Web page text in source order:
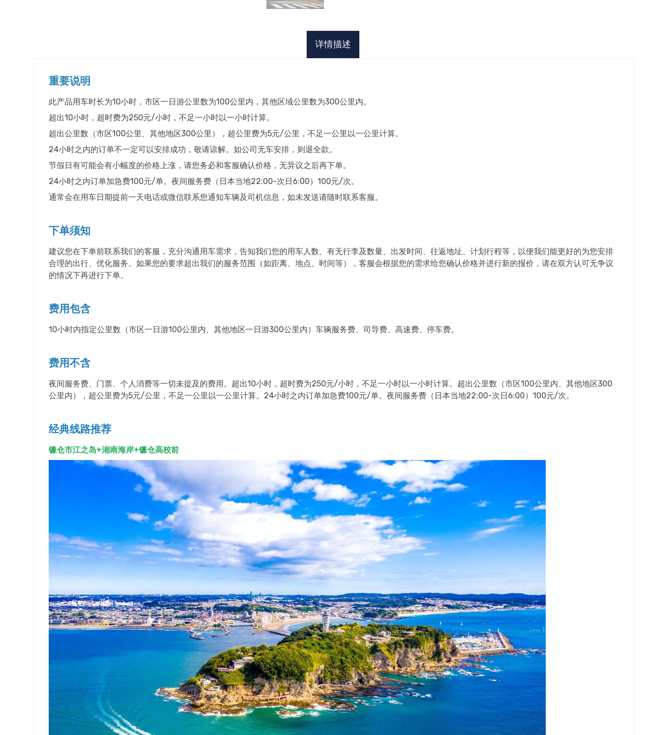
详情描述
重要说明
此产品用车时长为10小时，市区一日游公里数为100公里内，其他区域公里数为300公里内。
超出10小时，超时费为250元/小时，不足一小时以一小时计算。
超出公里数（市区100公里、其他地区300公里），超公里费为5元/公里，不足一公里以一公里计算。
24小时之内的订单不一定可以安排成功，敬请谅解。如公司无车安排，则退全款。
节假日有可能会有小幅度的价格上涨，请您务必和客服确认价格，无异议之后再下单。
24小时之内订单加急费100元/单。夜间服务费（日本当地22:00-次日6:00）100元/次。
通常会在用车日期提前一天电话或微信联系您通知车辆及司机信息，如未发送请随时联系客服。
下单须知
建议您在下单前联系我们的客服，充分沟通用车需求，告知我们您的用车人数、有无行李及数量、出发时间、往返地址、计划行程等，以便我们能更好的为您安排
合理的出行、优化服务。如果您的要求超出我们的服务范围（如距离、地点、时间等），客服会根据您的需求给您确认价格并进行新的报价，请在双方认可无争议
的情况下再进行下单。
费用包含
10小时内指定公里数（市区一日游100公里内、其他地区一日游300公里内）车辆服务费、司导费、高速费、停车费。
费用不含
夜间服务费、门票、个人消费等一切未提及的费用。超出10小时，超时费为250元/小时，不足一小时以一小时计算。超出公里数（市区100公里内、其他地区300
公里内），超公里费为5元/公里，不足一公里以一公里计算。24小时之内订单加急费100元/单。夜间服务费（日本当地22:00-次日6:00）100元/次。
经典线路推荐
镰仓市江之岛+湘南海岸+镰仓高校前